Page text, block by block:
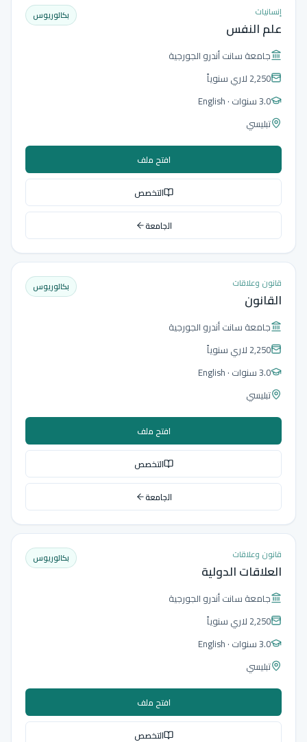
إنسانيات
علم النفس
بكالوريوس
جامعة سانت أندرو الجورجية
2,250 لاري
سنوياً
3.0 سنوات
· English
تبليسي
افتح ملف
التخصص
الجامعة
قانون وعلاقات
القانون
بكالوريوس
جامعة سانت أندرو الجورجية
2,250 لاري
سنوياً
3.0 سنوات
· English
تبليسي
افتح ملف
التخصص
الجامعة
قانون وعلاقات
العلاقات الدولية
بكالوريوس
جامعة سانت أندرو الجورجية
2,250 لاري
سنوياً
3.0 سنوات
· English
تبليسي
افتح ملف
التخصص